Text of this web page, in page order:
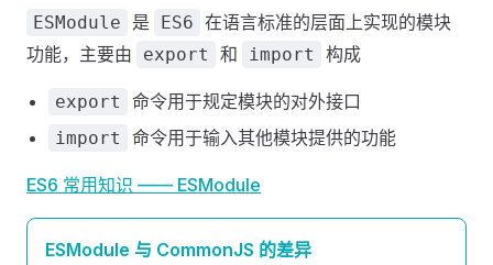
ESModule 是 ES6 在语言标准的层面上实现的模块
功能，主要由
export 和 import 构成
export 命令用于规定模块的对外接口
import 命令用于输入其他模块提供的功能
ES6 常用知识 —— ESModule
ESModule 与 CommonJS 的差异